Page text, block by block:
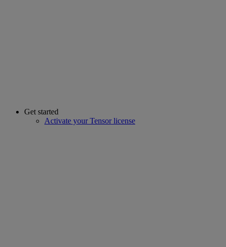
Get started
Activate your Tensor license